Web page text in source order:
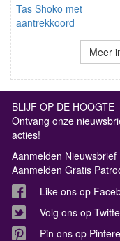
Tas Shoko met
aantrekkoord
Meer
BLIJF OP DE HOOGTE
Ontvang onze
acties!
Aanmelden Nieuwsbrief
Aanmelden Gratis
Like ons op
Volg ons op
Pin ons op